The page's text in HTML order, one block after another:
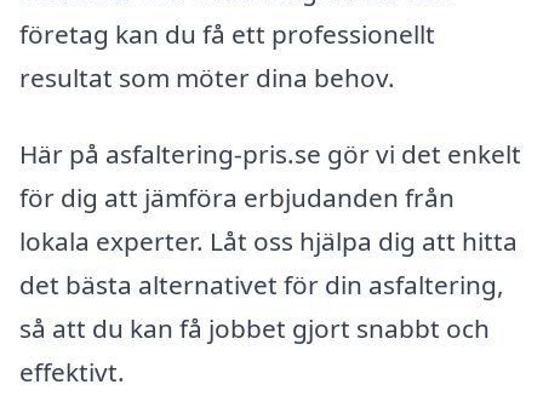
företag kan du få ett professionellt
resultat som möter dina behov.
Här på asfaltering-pris.se gör vi det enkelt
för dig att jämföra erbjudanden från
lokala experter. Låt oss hjälpa dig att hitta
det bästa alternativet för din asfaltering,
så att du kan få jobbet gjort snabbt och
effektivt.